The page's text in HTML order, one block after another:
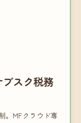
スク税務
。MFクラウド専